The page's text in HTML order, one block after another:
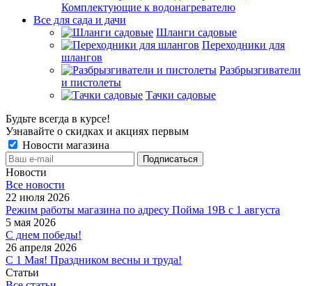
Комплектующие к водонагревателю
Все для сада и дачи
Шланги садовые
Переходники для
шлангов
Разбрызгиватели
и пистолеты
Тачки садовые
Будьте всегда в курсе!
Узнавайте о скидках и акциях первым
Новости магазина
Новости
Все новости
22 июля 2026
Режим работы магазина по адресу Пойма 19В с 1 августа
5 мая 2026
С днем победы!
26 апреля 2026
С 1 Мая! Праздником весны и труда!
Статьи